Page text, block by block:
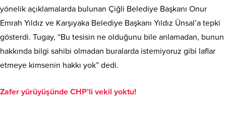
yönelik açıklamalarda bulunan Çiğli Belediye Başkanı Onur
Emrah Yıldız ve Karşıyaka Belediye Başkanı Yıldız Ünsal’a tepki
gösterdi. Tugay, “Bu tesisin ne olduğunu bile anlamadan, bunun
hakkında bilgi sahibi olmadan buralarda istemiyoruz gibi laflar
etmeye kimsenin hakkı yok” dedi.
Zafer yürüyüşünde CHP’li vekil yoktu!